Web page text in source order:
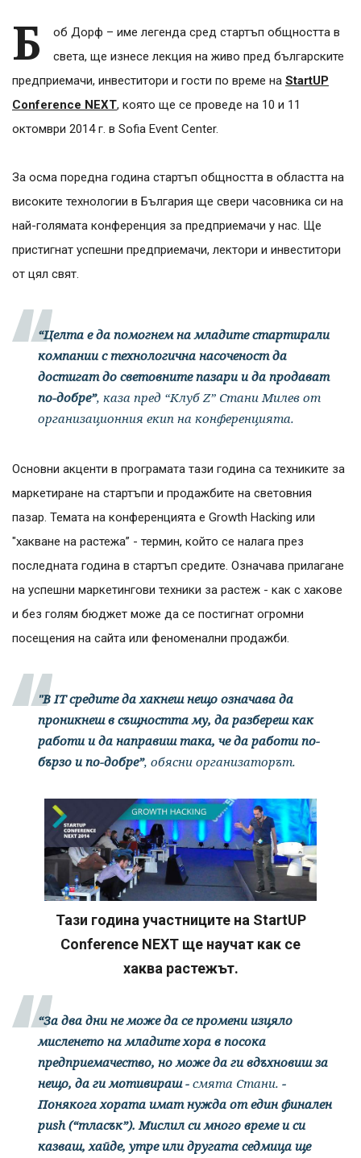
Б
об Дорф – име легенда сред стартъп общността в
света, ще изнесе лекция на живо пред българските
предприемачи, инвеститори и гости по време на StartUP
Conference NEXT, която ще се проведе на 10 и 11
октомври 2014 г. в Sofia Event Center.
За осма поредна година стартъп общността в областта на
високите технологии в България ще свери часовника си на
най-голямата конференция за предприемачи у нас. Ще
пристигнат успешни предприемачи, лектори и инвеститори
от цял свят.
“Целта е да помогнем на младите стартирали
компании с технологична насоченост да
достигат до световните пазари и да продават
по-добре”, каза пред “Клуб Z” Стани Милев от
организационния екип на конференцията.
Основни акценти в програмата тази година са техниките за
маркетиране на стартъпи и продажбите на световния
пазар. Темата на конференцията е Growth Hacking или
"хакване на растежа” - термин, който се налага през
последната година в стартъп средите. Означава прилагане
на успешни маркетингови техники за растеж - как с хакове
и без голям бюджет може да се постигнат огромни
посещения на сайта или феноменални продажби.
"В IT средите да хакнеш нещо означава да
проникнеш в същността му, да разбереш как
работи и да направиш така, че да работи по-
бързо и по-добре”, обясни организаторът.
Тази година участниците на StartUP
Conference NEXT ще научат как се
хаква растежът.
“За два дни не може да се промени изцяло
мисленето на младите хора в посока
предприемачество, но може да ги вдъхновиш за
нещо, да ги мотивираш - смята Стани. -
Понякога хората имат нужда от един финален
push (“тласък”). Мислил си много време и си
казваш, хайде, утре или другата седмица ще